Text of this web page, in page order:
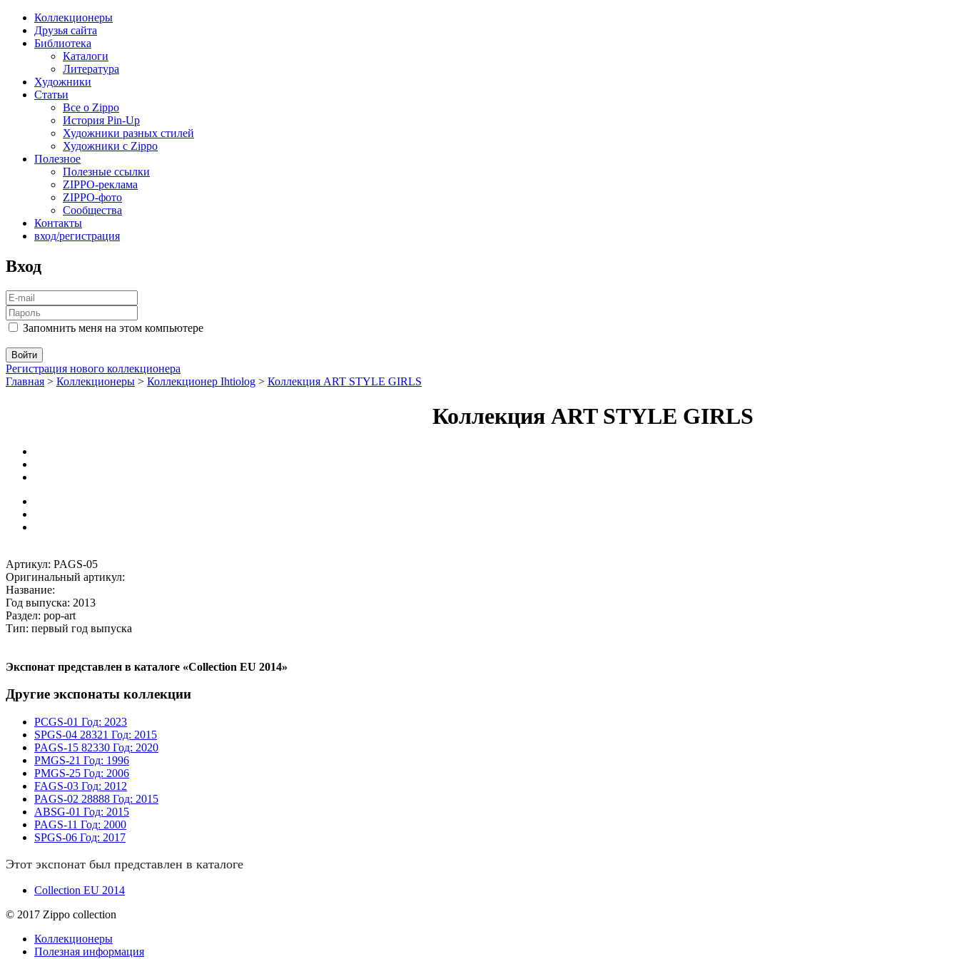
Коллекционеры
Друзья сайта
Библиотека
Каталоги
Литература
Художники
Статьи
Все о Zippo
История Pin-Up
Художники разных стилей
Художники с Zippo
Полезное
Полезные ссылки
ZIPPO-реклама
ZIPPO-фото
Сообщества
Контакты
вход/регистрация
Вход
Запомнить меня на этом компьютере
Регистрация нового коллекционера
Главная > Коллекционеры > Коллекционер Ihtiolog > Коллекция ART STYLE GIRLS
Коллекция ART STYLE GIRLS
Артикул: PAGS-05
Оригинальный артикул:
Название:
Год выпуска: 2013
Раздел: pop-art
Тип: первый год выпуска
Экспонат представлен в каталоге «Collection EU 2014»
Другие экспонаты коллекции
PCGS-01 Год: 2023
SPGS-04 28321 Год: 2015
PAGS-15 82330 Год: 2020
PMGS-21 Год: 1996
PMGS-25 Год: 2006
FAGS-03 Год: 2012
PAGS-02 28888 Год: 2015
ABSG-01 Год: 2015
PAGS-11 Год: 2000
SPGS-06 Год: 2017
Этот экспонат был представлен в каталоге
Collection EU 2014
© 2017 Zippo collection
Коллекционеры
Полезная информация